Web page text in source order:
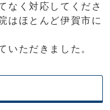
なく対応してくださ
はほとんど伊賀市に
いただきました。